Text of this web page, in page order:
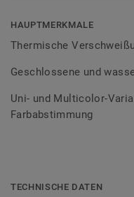
Bodenbelagssortiment
von Kontrastfarben
HAUPTMERKMALE
Thermische
Geschlossene und
Uni- und Multicolor-
Farbabstimmung
TECHNISCHE DATEN